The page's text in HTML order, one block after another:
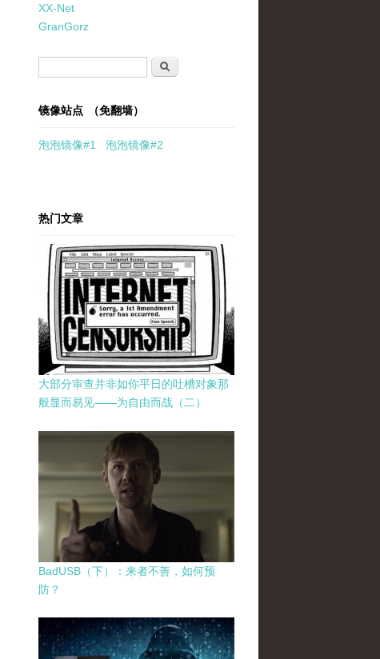
XX-Net
GranGorz
搜索
镜像站点 （免翻墙）
泡泡镜像#1 泡泡镜像#2
热门文章
大部分审查并非如你平日的吐槽对象那
般显而易见——为自由而战（二）
BadUSB（下）：来者不善，如何预
防？